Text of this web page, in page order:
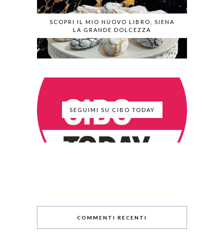
SCOPRI IL MIO NUOVO LIBRO, SIENA
LA GRANDE DOLCEZZA
SEGUIMI SU CIBO TODAY
COMMENTI RECENTI